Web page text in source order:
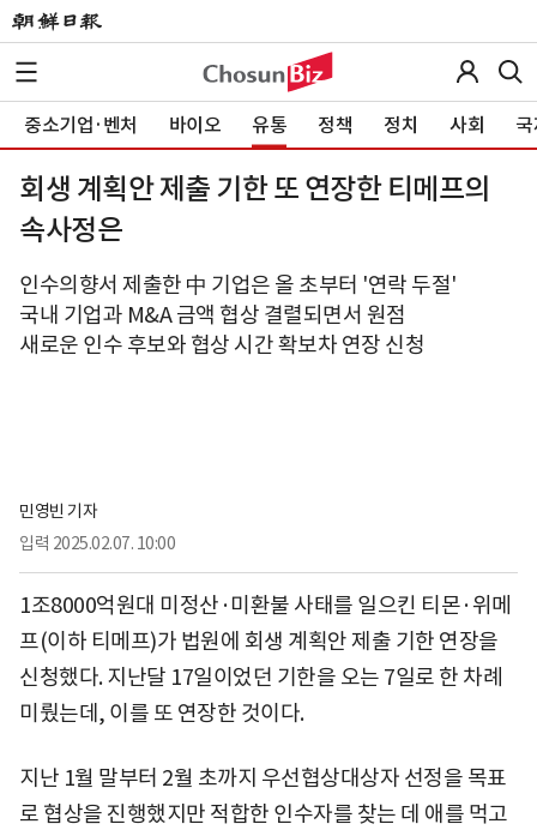
중소기업·벤처 바이오 유통 정책 정치 사회
회생 계획안 제출 기한 또 연장한 티메프의
속사정은
인수의향서 제출한 中 기업은 올 초부터 '연락 두절'
국내 기업과 M&A 금액 협상 결렬되면서 원점
새로운 인수 후보와 협상 시간 확보차 연장 신청
민영빈 기자
입력 2025.02.07. 10:00
1조8000억원대 미정산·미환불 사태를 일으킨 티몬·위메
프(이하 티메프)가 법원에 회생 계획안 제출 기한 연장을
신청했다. 지난달 17일이었던 기한을 오는 7일로 한 차례
미뤘는데, 이를 또 연장한 것이다.
지난 1월 말부터 2월 초까지 우선협상대상자 선정을 목표
로 협상을 진행했지만 적합한 인수자를 찾는 데 애를 먹고